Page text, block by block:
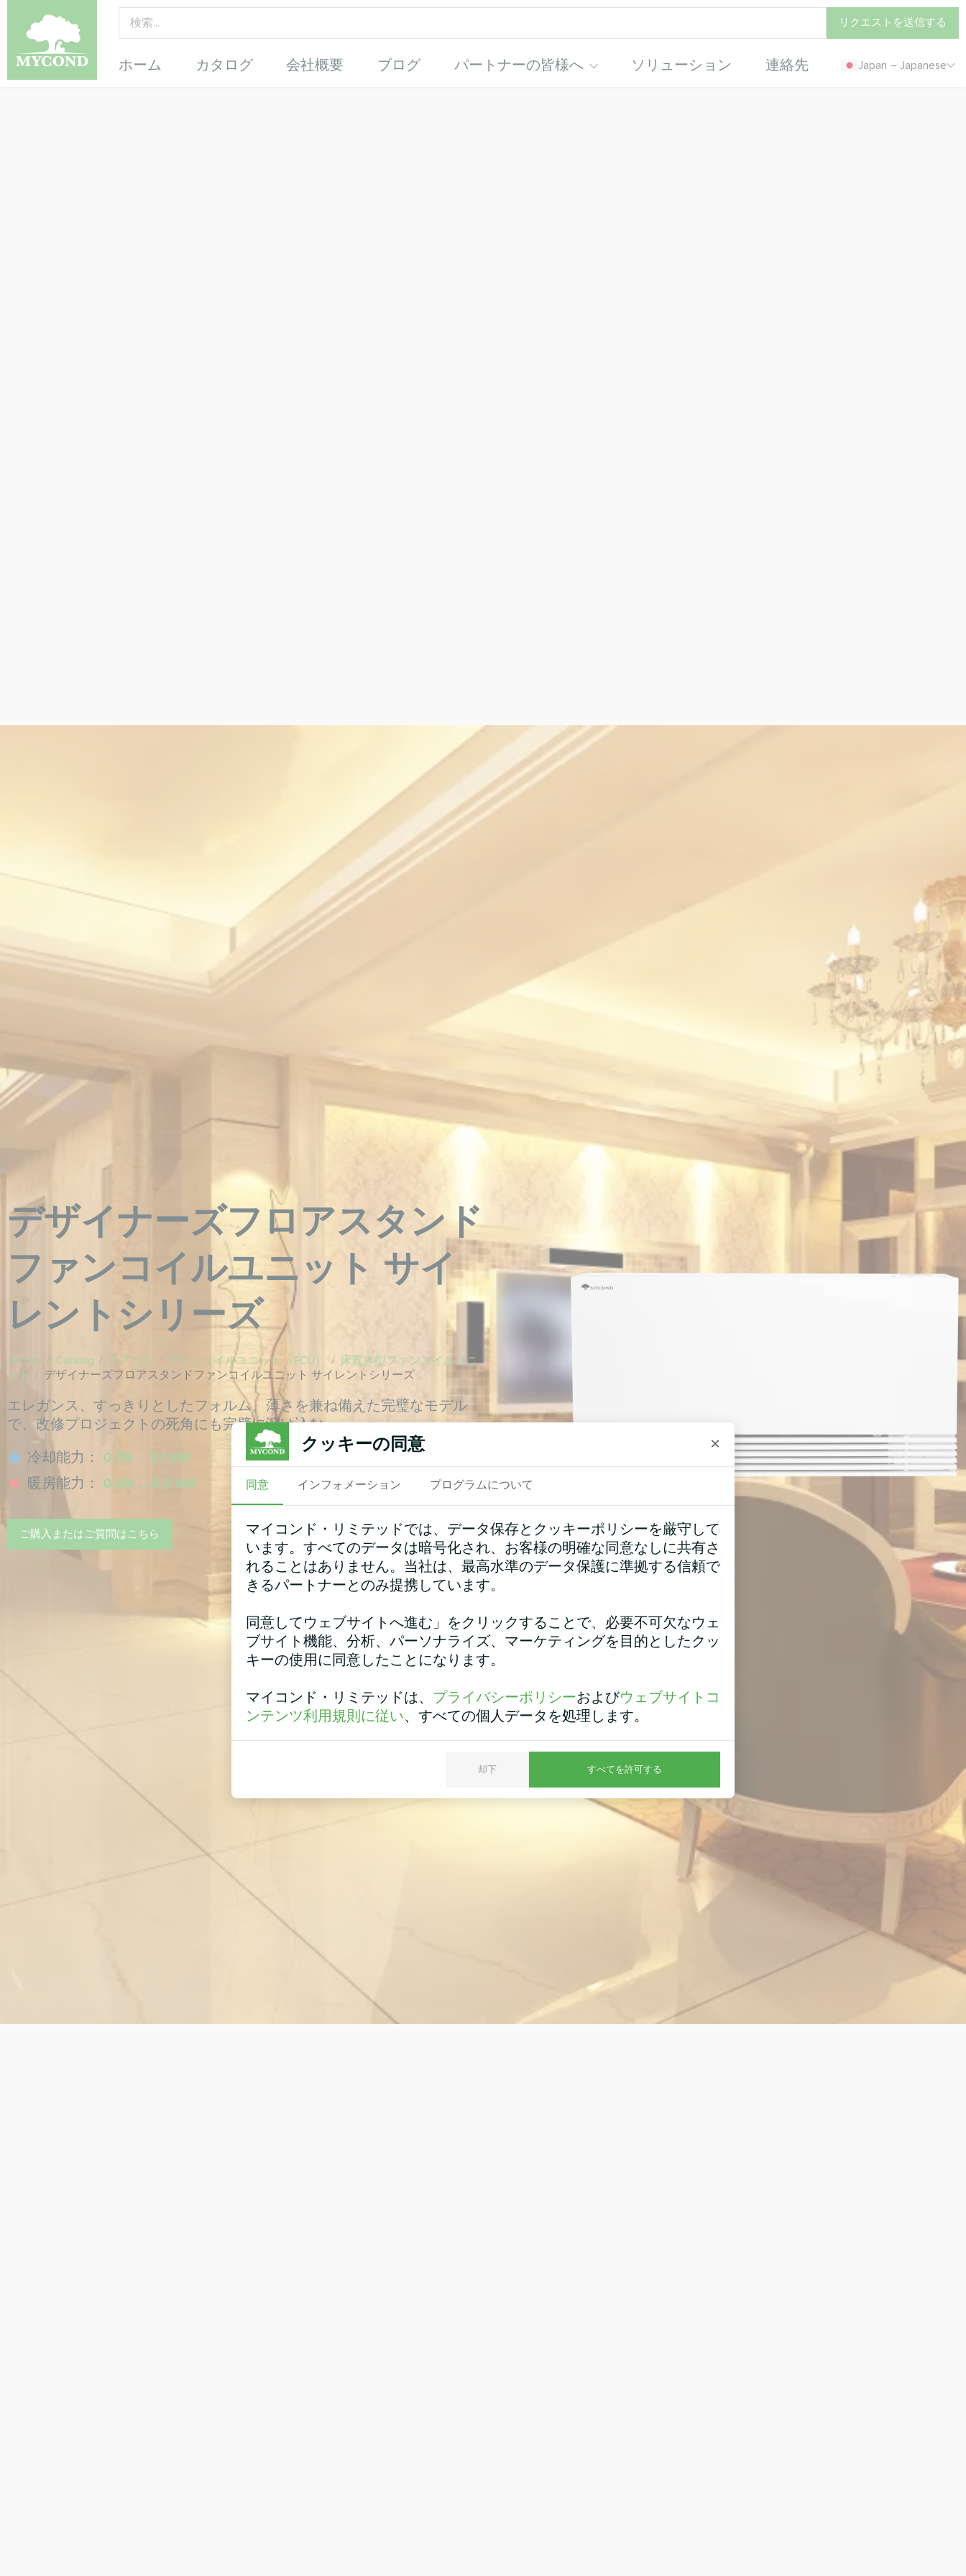
リクエストを送信する
ホーム カタログ 会社概要 ブログ パートナーの皆様へ ソリューション 連絡先 Japan – Japanese
デザイナーズフロアスタンド
ファンコイルユニット サイ
レントシリーズ
ホーム / Catalog / エアコン / ファンコイルユニット（FCU） / 床置き型ファンコイルユニ
ット / デザイナーズフロアスタンドファンコイルユニット サイレントシリーズ
エレガンス、すっきりとしたフォルム、薄さを兼ね備えた完璧なモデル
で、改修プロジェクトの死角にも完璧に溶け込む。
冷却能力： 0.75 ... 3.1 kW
暖房能力： 0.99 ... 6.3 kW
ご購入またはご質問はこちら
クッキーの同意 ×
同意 インフォメーション プログラムについて
マイコンド・リミテッドでは、データ保存とクッキーポリシーを厳守して
います。すべてのデータは暗号化され、お客様の明確な同意なしに共有さ
れることはありません。当社は、最高水準のデータ保護に準拠する信頼で
きるパートナーとのみ提携しています。
同意してウェブサイトへ進む」をクリックすることで、必要不可欠なウェ
ブサイト機能、分析、パーソナライズ、マーケティングを目的としたクッ
キーの使用に同意したことになります。
マイコンド・リミテッドは、 プライバシーポリシーおよびウェブサイトコ
ンテンツ利用規則に従い、すべての個人データを処理します。
却下 すべてを許可する